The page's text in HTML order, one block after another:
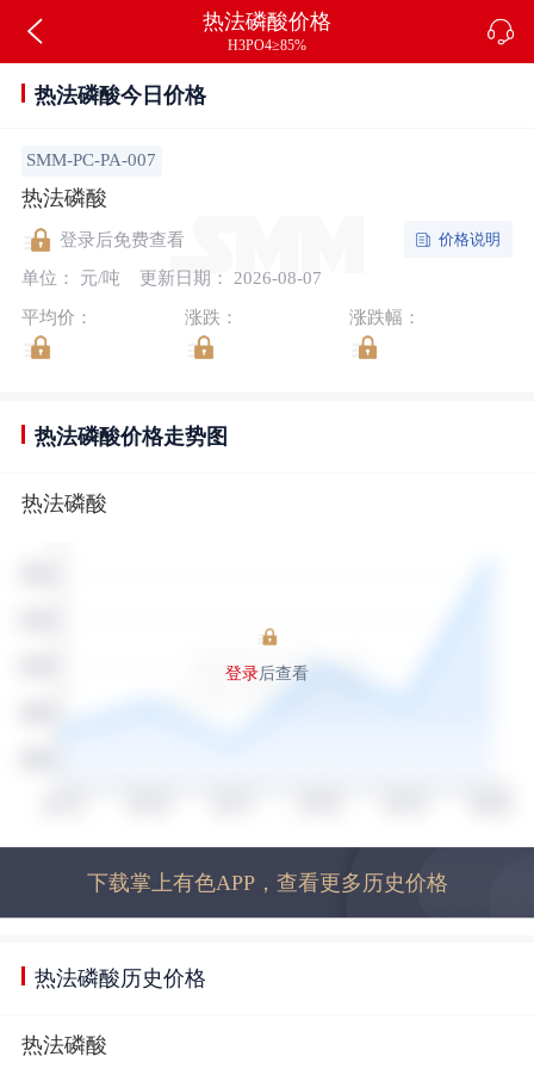
热法磷酸价格
H3PO4≥85%
热法磷酸今日价格
SMM-PC-PA-007
热法磷酸
登录后免费查看
单位： 元/吨
更新日期： 2026-08-07
价格说明
平均价： 涨跌： 涨跌幅：
热法磷酸价格走势图
热法磷酸
登录后查看
下载掌上有色APP，查看更多历史价格
热法磷酸历史价格
热法磷酸